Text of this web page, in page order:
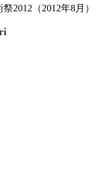
2012（2012年8月）